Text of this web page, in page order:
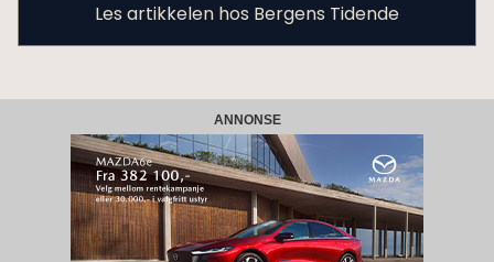
Les artikkelen hos Bergens Tidende
ANNONSE